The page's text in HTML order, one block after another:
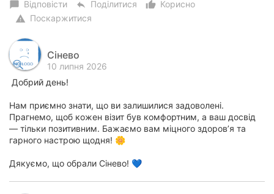
chat_bubble Відповісти reply Поділитися thumb_up_alt
Корисно
warning Поскаржитися
Сінево
10 липня 2026
Добрий день!
Нам приємно знати, що ви залишилися задоволені.
Прагнемо, щоб кожен візит був комфортним, а ваш досвід
— тільки позитивним. Бажаємо вам міцного здоров’я та
гарного настрою щодня! 🌼
Дякуємо, що обрали Сінево! 💙